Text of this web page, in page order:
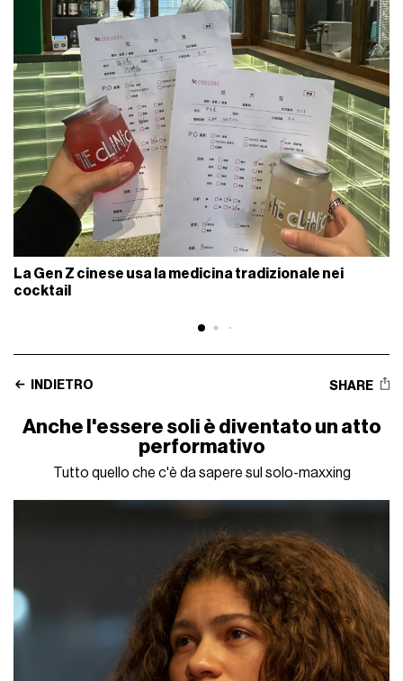
La Gen Z cinese usa la medicina tradizionale nei
cocktail
INDIETRO SHARE
Anche l'essere soli è diventato un atto
performativo
Tutto quello che c'è da sapere sul solo-maxxing